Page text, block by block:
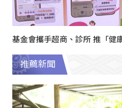
基金會攜手超商、診所 推「健
推薦新聞